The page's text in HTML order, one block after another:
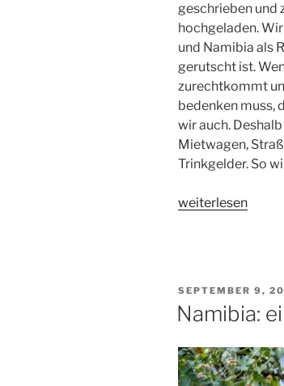
geschrieben und
hochgeladen.
und Namibia als
gerutscht ist.
zurechtkommt
bedenken muss,
wir auch.
Mietwagen,
Trinkgelder. So
„Namibia:
Kleidung
Trinkgeldern“
weiterlesen
VERÖFFENTLICHT
AM
SEPTEMBER 9,
Namibia: